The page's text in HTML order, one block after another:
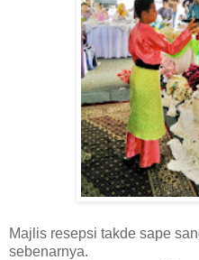
Majlis resepsi takde sape
sebenarnya.